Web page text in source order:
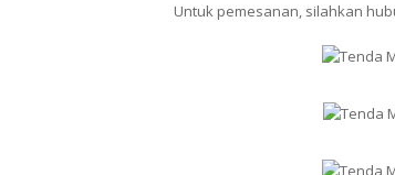
Untuk pemesanan, silahkan